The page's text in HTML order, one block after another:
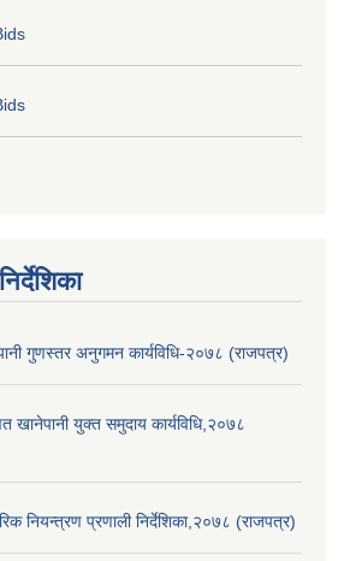
गुणस्तर अनुगमन कार्यविधि-२०७८ (राजपत्र)
खानेपानी युक्त समुदाय कार्यविधि,२०७८
नियन्त्रण प्रणाली निर्देशिका,२०७८ (राजपत्र)